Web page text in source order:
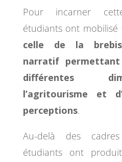
Pour incarner
étudiants ont mobilisé
celle de la
narratif
différentes
l’agritourisme et
perceptions.
Au-delà des
étudiants ont